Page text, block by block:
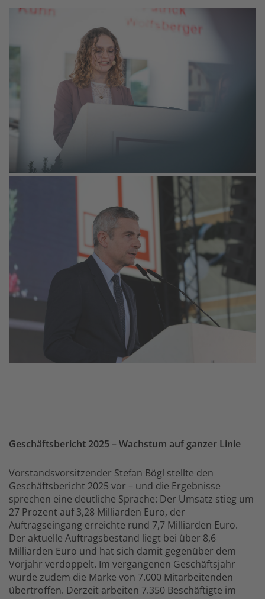
Geschäftsbericht 2025 – Wachstum auf ganzer Linie
Vorstandsvorsitzender Stefan Bögl stellte den
Geschäftsbericht 2025 vor – und die Ergebnisse
sprechen eine deutliche Sprache: Der Umsatz stieg um
27 Prozent auf 3,28 Milliarden Euro, der
Auftragseingang erreichte rund 7,7 Milliarden Euro.
Der aktuelle Auftragsbestand liegt bei über 8,6
Milliarden Euro und hat sich damit gegenüber dem
Vorjahr verdoppelt. Im vergangenen Geschäftsjahr
wurde zudem die Marke von 7.000 Mitarbeitenden
übertroffen. Derzeit arbeiten 7.350 Beschäftigte im